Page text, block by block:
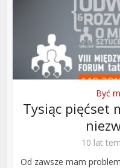
Być
Tysiąc pięćset
10 lat
Od zawsze mam